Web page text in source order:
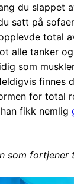
du slappet
satt på
total
alle tanker
som
finnes
for total
fikk nemlig
som fortjener